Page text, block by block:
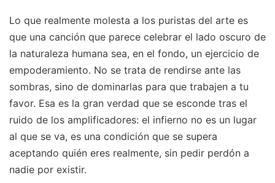
Lo que realmente molesta a los puristas del arte es
que una canción que parece celebrar el lado oscuro de
la naturaleza humana sea, en el fondo, un ejercicio de
empoderamiento. No se trata de rendirse ante las
sombras, sino de dominarlas para que trabajen a tu
favor. Esa es la gran verdad que se esconde tras el
ruido de los amplificadores: el infierno no es un lugar
al que se va, es una condición que se supera
aceptando quién eres realmente, sin pedir perdón a
nadie por existir.